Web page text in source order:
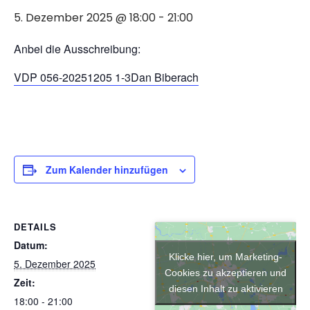
5. Dezember 2025 @ 18:00 - 21:00
Anbei die Ausschreibung:
VDP 056-20251205 1-3Dan Biberach
Zum Kalender hinzufügen
DETAILS
Datum:
5. Dezember 2025
Zeit:
18:00 - 21:00
Klicke hier, um Marketing-
Cookies zu akzeptieren und
diesen Inhalt zu aktivieren